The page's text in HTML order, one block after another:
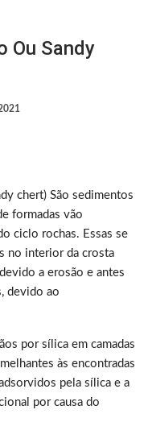
Ou Sandy
chert) São sedimentos
formadas vão
ciclo rochas. Essas se
no interior da crosta
a erosão e antes
devido ao
por sílica em camadas
às encontradas
pela sílica e a
por causa do